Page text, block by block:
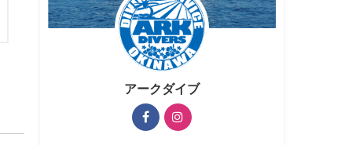
アークダイブ